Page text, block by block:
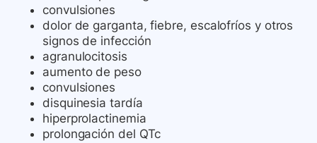
convulsiones
dolor de garganta, fiebre, escalofríos y otros
signos de infección
agranulocitosis
aumento de peso
convulsiones
disquinesia tardía
hiperprolactinemia
prolongación del QTc